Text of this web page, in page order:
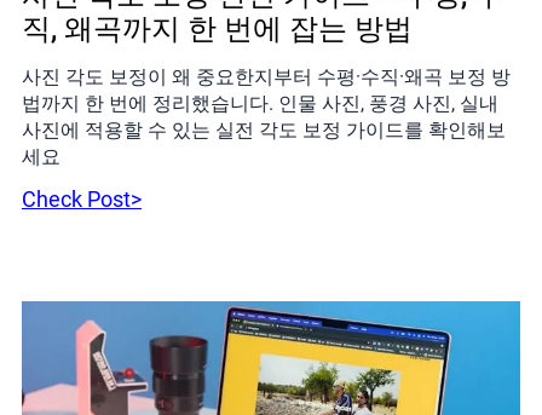
직, 왜곡까지 한 번에 잡는 방법
사진 각도 보정이 왜 중요한지부터 수평·수직·왜곡 보정 방
법까지 한 번에 정리했습니다. 인물 사진, 풍경 사진, 실내
사진에 적용할 수 있는 실전 각도 보정 가이드를 확인해보
세요
Check Post>